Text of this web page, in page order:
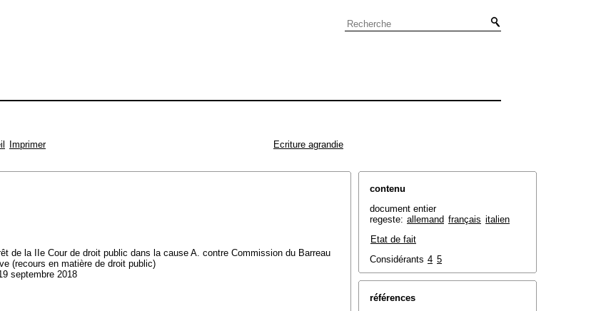
Imprimer Ecriture agrandie
de la IIe Cour de droit public dans la cause A. contre Commission du Barreau
(recours en matière de droit public)
septembre 2018
contenu
document entier
regeste: allemand français italien
Etat de fait
Considérants 4 5
références